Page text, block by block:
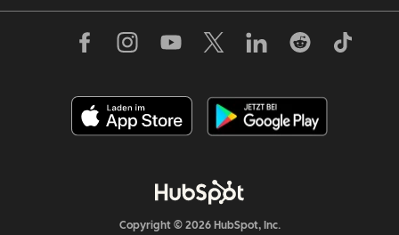
Copyright © 2026 HubSpot, Inc.